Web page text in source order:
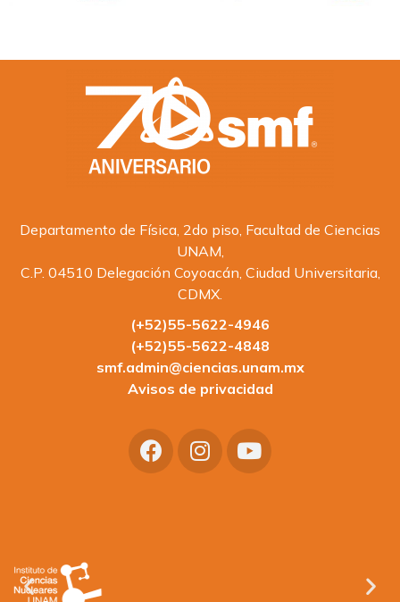
Departamento de Física, 2do piso, Facultad de Ciencias
UNAM,
C.P. 04510 Delegación Coyoacán, Ciudad Universitaria,
CDMX.
(+52)55-5622-4946
(+52)55-5622-4848
smf.admin@ciencias.unam.mx
Avisos de privacidad